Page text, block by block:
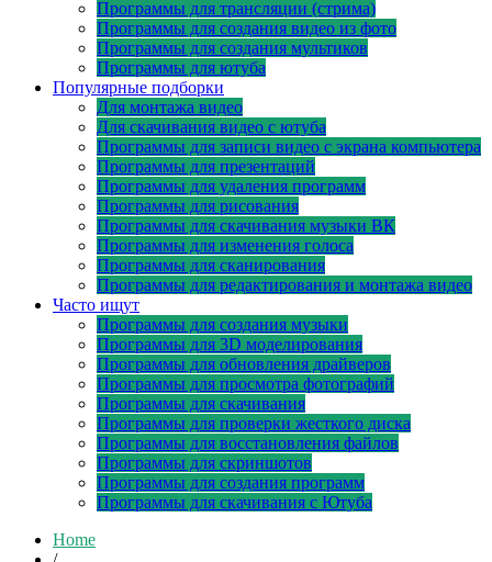
Программы для трансляции (стрима)
Программы для создания видео из фото
Программы для создания мультиков
Программы для ютуба
Популярные подборки
Для монтажа видео
Для скачивания видео с ютуба
Программы для записи видео с экрана компьютера
Программы для презентаций
Программы для удаления программ
Программы для рисования
Программы для скачивания музыки ВК
Программы для изменения голоса
Программы для сканирования
Программы для редактирования и монтажа видео
Часто ищут
Программы для создания музыки
Программы для 3D моделирования
Программы для обновления драйверов
Программы для просмотра фотографий
Программы для скачивания
Программы для проверки жесткого диска
Программы для восстановления файлов
Программы для скриншотов
Программы для создания программ
Программы для скачивания с Ютуба
Home